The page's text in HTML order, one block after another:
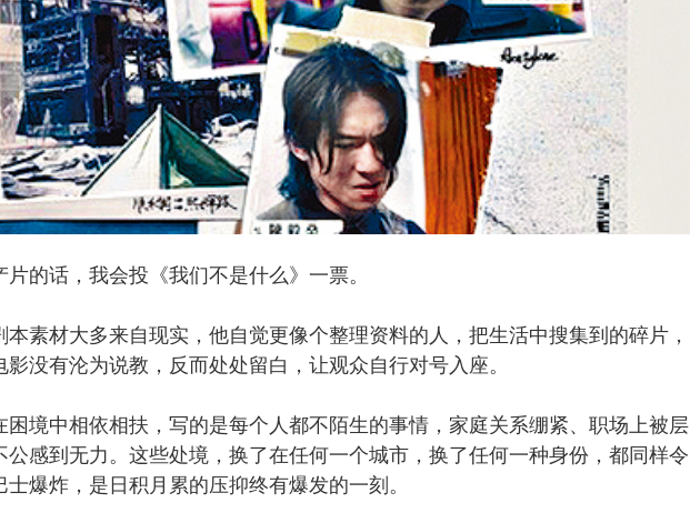
话，我会投《我们不是什么》一票。
材大多来自现实，他自觉更像个整理资料的人，把生活中搜集到的碎片，
没有沦为说教，反而处处留白，让观众自行对号入座。
中相依相扶，写的是每个人都不陌生的事情，家庭关系绷紧、职场上被层
公感到无力。这些处境，换了在任何一个城市，换了任何一种身份，都同样令
爆炸，是日积月累的压抑终有爆发的一刻。